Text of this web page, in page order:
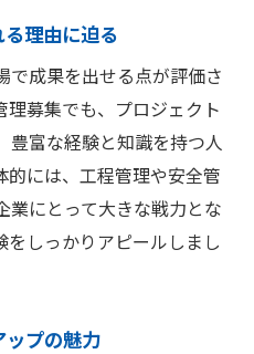
理由に迫る
で成果を出せる点が評価さ
募集でも、プロジェクト
豊富な経験と知識を持つ人
には、工程管理や安全管
業にとって大きな戦力とな
をしっかりアピールしまし
プの魅力